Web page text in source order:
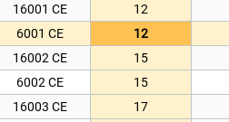
16001 CE
12
6001 CE
12
16002 CE
15
6002 CE
15
16003 CE
17